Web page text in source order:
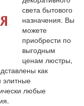
света бытового
назначения. Вы
можете
приобрести по
выгодным
ценам люстры,
как
элитные
любые